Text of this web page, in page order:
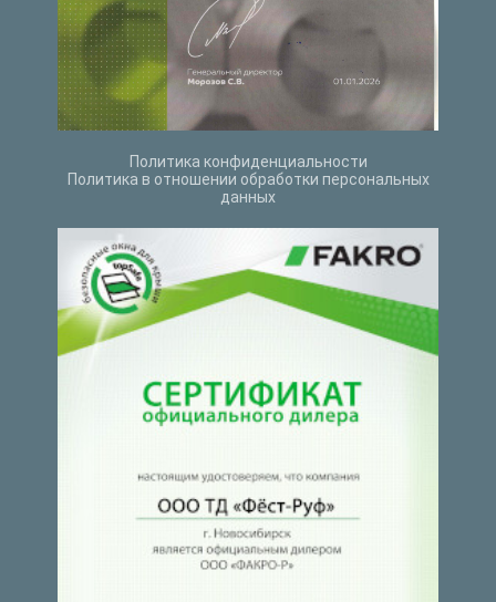
Политика конфиденциальности
Политика в отношении обработки персональных
данных